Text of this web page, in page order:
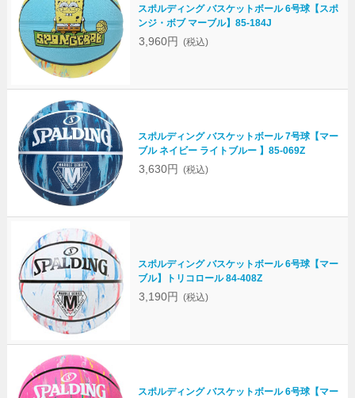
スポルディング バスケットボール 6号球【スポ
ンジ・ボブ マーブル】85-184J
3,960円 (税込)
スポルディング バスケットボール 7号球【マー
ブル ネイビー ライトブルー 】85-069Z
3,630円 (税込)
スポルディング バスケットボール 6号球【マー
ブル】トリコロール 84-408Z
3,190円 (税込)
スポルディング バスケットボール 6号球【マー